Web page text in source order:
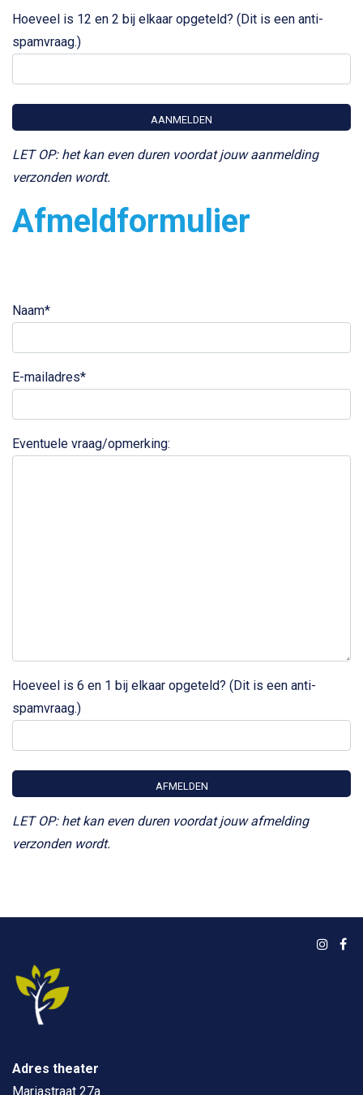
Hoeveel is 12 en 2 bij elkaar opgeteld? (Dit is een anti-
spamvraag.)
LET OP: het kan even duren voordat jouw aanmelding
verzonden wordt.
Alternative:
Afmeldformulier
Naam*
E-mailadres*
Eventuele vraag/opmerking:
Hoeveel is 6 en 1 bij elkaar opgeteld? (Dit is een anti-
spamvraag.)
LET OP: het kan even duren voordat jouw afmelding
verzonden wordt.
Adres theater
Mariastraat 27a